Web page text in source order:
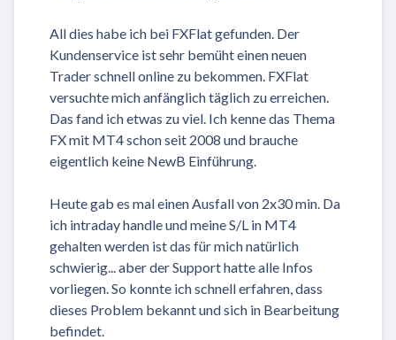
All dies habe ich bei FXFlat gefunden. Der
Kundenservice ist sehr bemüht einen neuen
Trader schnell online zu bekommen. FXFlat
versuchte mich anfänglich täglich zu erreichen.
Das fand ich etwas zu viel. Ich kenne das Thema
FX mit MT4 schon seit 2008 und brauche
eigentlich keine NewB Einführung.
Heute gab es mal einen Ausfall von 2x30 min. Da
ich intraday handle und meine S/L in MT4
gehalten werden ist das für mich natürlich
schwierig... aber der Support hatte alle Infos
vorliegen. So konnte ich schnell erfahren, dass
dieses Problem bekannt und sich in Bearbeitung
befindet.